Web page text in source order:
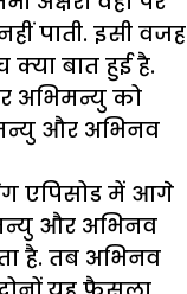
पाती. इसी वजह
क्या बात हुई है.
अभिमन्यु को
और अभिनव
एपिसोड में आगे
और अभिनव
है. तब अभिनव